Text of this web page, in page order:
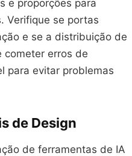
e proporções para
Verifique se portas
e se a distribuição de
cometer erros de
para evitar problemas
de Design
de ferramentas de IA